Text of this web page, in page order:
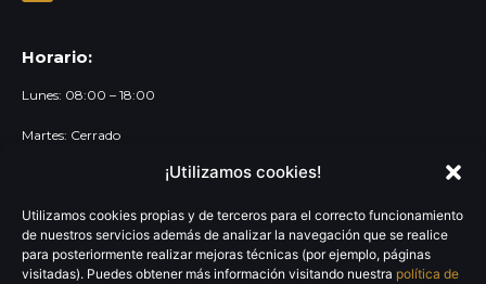
¡Utilizamos cookies!
Utilizamos cookies propias y de terceros para el correcto funcionamiento
de nuestros servicios además de analizar la navegación que se realice
para posteriormente realizar mejoras técnicas (por ejemplo, páginas
visitadas). Puedes obtener más información visitando nuestra política de
Horario:
Lunes: 08:00 – 18:00
Martes: Cerrado
Miércoles a domingo: 08:00 – 23:30
Links:
Política de privacidad